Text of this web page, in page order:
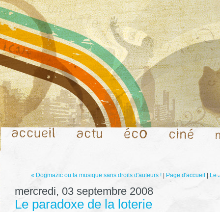
« Dogmazic ou la musique sans droits d'auteurs ! Page d'accueil Le
mercredi, 03 septembre 2008
Le paradoxe de la loterie